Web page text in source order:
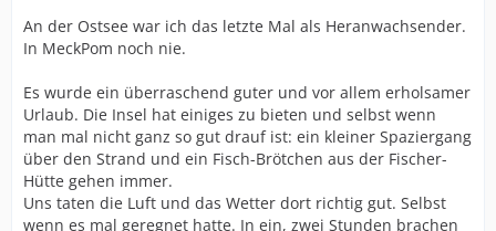
An der Ostsee war ich das letzte Mal als Heranwachsender.
In MeckPom noch nie.
Es wurde ein überraschend guter und vor allem erholsamer
Urlaub. Die Insel hat einiges zu bieten und selbst wenn
man mal nicht ganz so gut drauf ist: ein kleiner Spaziergang
über den Strand und ein Fisch-Brötchen aus der Fischer-
Hütte gehen immer.
Uns taten die Luft und das Wetter dort richtig gut. Selbst
wenn es mal geregnet hatte. In ein, zwei Stunden brachen